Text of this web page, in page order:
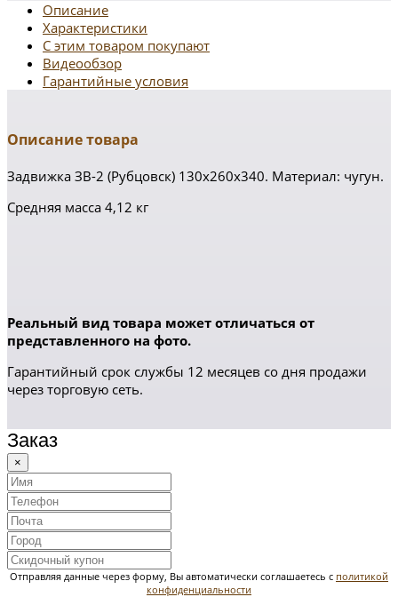
Описание
Характеристики
С этим товаром покупают
Видеообзор
Гарантийные условия
Описание товара
Задвижка ЗВ-2 (Рубцовск) 130х260х340. Материал: чугун.
Средняя масса 4,12 кг
Реальный вид товара может отличаться от
представленного на фото.
Гарантийный срок службы 12 месяцев со дня продажи
через торговую сеть.
Заказ
×
Отправляя данные через форму, Вы автоматически соглашаетесь с политикой
конфиденциальности